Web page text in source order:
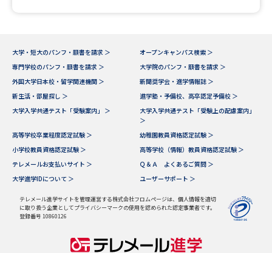
大学・短大のパンフ・願書を請求 ＞
オープンキャンパス検索 ＞
専門学校のパンフ・願書を請求 ＞
大学院のパンフ・願書を請求 ＞
外国大学日本校・留学関連機関 ＞
新聞奨学会・進学情報誌 ＞
新生活・部屋探し ＞
進学塾・予備校、高卒認定予備校 ＞
大学入学共通テスト「受験案内」 ＞
大学入学共通テスト「受験上の配慮案内」
＞
高等学校卒業程度認定試験 ＞
幼稚園教員資格認定試験 ＞
小学校教員資格認定試験 ＞
高等学校（情報）教員資格認定試験 ＞
テレメールお支払いサイト ＞
Ｑ＆Ａ よくあるご質問 ＞
大学進学IDについて ＞
ユーザーサポート ＞
テレメール進学サイトを管理運営する株式会社フロムページは、個人情報を適切
に取り扱う企業としてプライバシーマークの使用を認められた認定事業者です。
登録番号 10860126